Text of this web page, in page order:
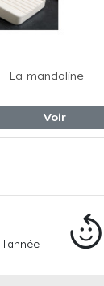
La mandoline
Voir